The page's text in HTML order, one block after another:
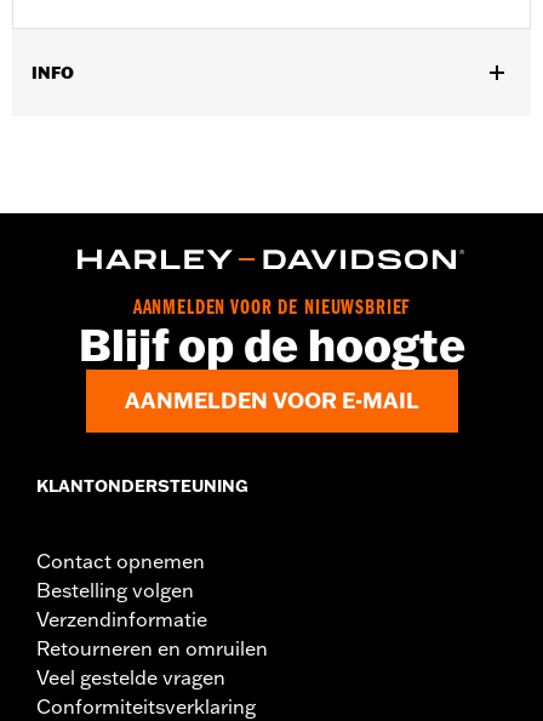
INFO
Collectie:Burst
Sierring, zonder toebehoren
AANMELDEN VOOR DE NIEUWSBRIEF
Blijf op de hoogte
AANMELDEN VOOR E-MAIL
KLANTONDERSTEUNING
Contact opnemen
Bestelling volgen
Verzendinformatie
Retourneren en omruilen
Veel gestelde vragen
Conformiteitsverklaring